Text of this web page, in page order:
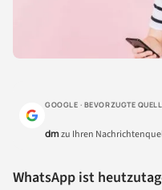
GOOGLE · BEVORZUGTE
dmzu Ihren
WhatsApp ist